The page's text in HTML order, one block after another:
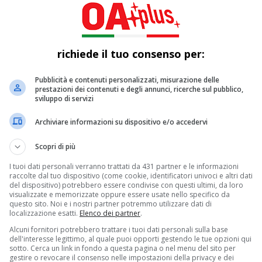
in DIRETTA. Gli Azzurri vincono
Grazie per averci seguito e appuntamento al prossimo
richiede il tuo consenso per:
Pubblicità e contenuti personalizzati, misurazione delle
prestazioni dei contenuti e degli annunci, ricerche sul pubblico,
sviluppo di servizi
Archiviare informazioni su dispositivo e/o accedervi
Scopri di più
I tuoi dati personali verranno trattati da 431 partner e le informazioni
raccolte dal tuo dispositivo (come cookie, identificatori univoci e altri dati
del dispositivo) potrebbero essere condivise con questi ultimi, da loro
visualizzate e memorizzate oppure essere usate nello specifico da
questo sito. Noi e i nostri partner potremmo utilizzare dati di
localizzazione esatti. Elenco dei partner.
Alcuni fornitori potrebbero trattare i tuoi dati personali sulla base
dell'interesse legittimo, al quale puoi opporti gestendo le tue opzioni qui
sotto. Cerca un link in fondo a questa pagina o nel menu del sito per
gestire o revocare il consenso nelle impostazioni della privacy e dei